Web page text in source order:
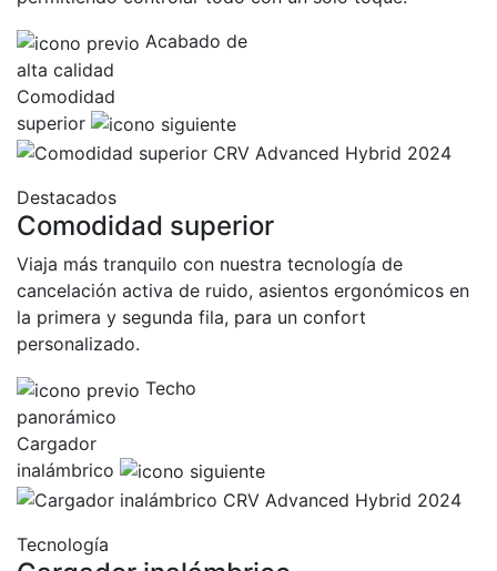
Acabado de
alta calidad
Comodidad
superior
Destacados
Comodidad superior
Viaja más tranquilo con nuestra tecnología de
cancelación activa de ruido, asientos ergonómicos en
la primera y segunda fila, para un confort
personalizado.
Techo
panorámico
Cargador
inalámbrico
Tecnología